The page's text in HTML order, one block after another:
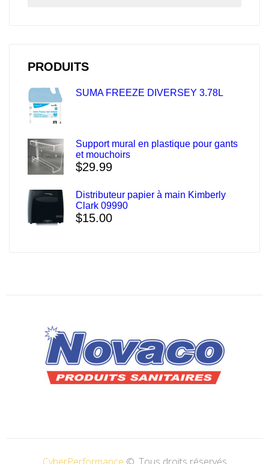
PRODUITS
SUMA FREEZE DIVERSEY 3.78L
Support mural en plastique pour gants
et mouchoirs
$29.99
Distributeur papier à main Kimberly
Clark 09990
$15.00